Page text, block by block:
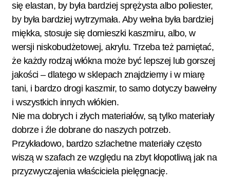
się elastan, by była bardziej sprężysta albo poliester,
by była bardziej wytrzymała. Aby wełna była bardziej
miękka, stosuje się domieszki kaszmiru, albo, w
wersji niskobudżetowej, akrylu. Trzeba też pamiętać,
że każdy rodzaj włókna może być lepszej lub gorszej
jakości – dlatego w sklepach znajdziemy i w miarę
tani, i bardzo drogi kaszmir, to samo dotyczy bawełny
i wszystkich innych włókien.
Nie ma dobrych i złych materiałów, są tylko materiały
dobrze i źle dobrane do naszych potrzeb.
Przykładowo, bardzo szlachetne materiały często
wiszą w szafach ze względu na zbyt kłopotliwą jak na
przyzwyczajenia właściciela pielęgnację.